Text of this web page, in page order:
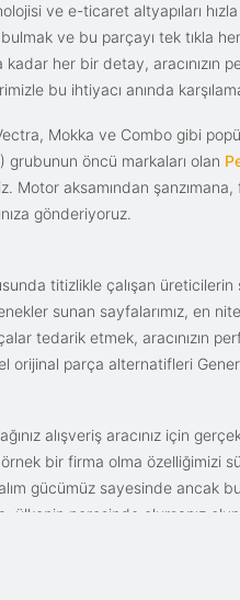
ve e-ticaret altyapıları
ve bu parçayı tek tıkla
her bir detay, aracınızın
bu ihtiyacı anında
Mokka ve Combo gibi
grubunun öncü markaları olan
Motor aksamından
gönderiyoruz.
titizlikle çalışan üreticilerin
sunan sayfalarımız, en
tedarik etmek, aracınızın
parça alternatifleri
alışveriş aracınız için
bir firma olma özelliğimizi
gücümüz sayesinde ancak
ülkenin neresinde olursanız